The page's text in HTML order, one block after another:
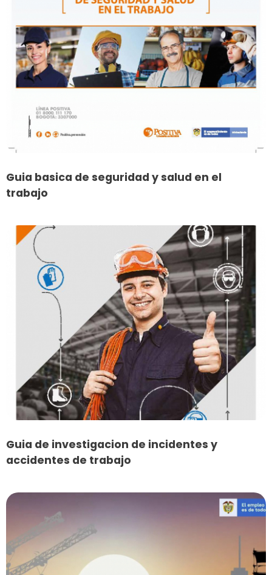
Guia basica de seguridad y salud en el
trabajo
Guia de investigacion de incidentes y
accidentes de trabajo